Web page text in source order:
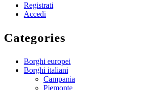
Registrati
Accedi
Categories
Borghi europei
Borghi italiani
Campania
Piemonte